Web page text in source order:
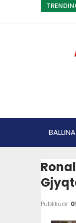
BALLINA
Publikuar